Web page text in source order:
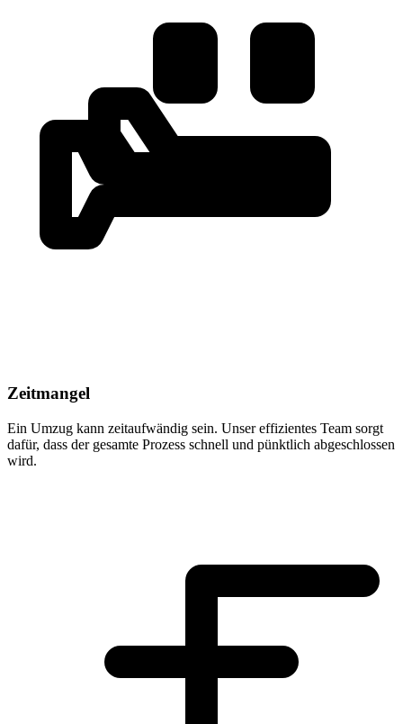
Zeitmangel
Ein Umzug kann zeitaufwändig sein. Unser effizientes Team sorgt
dafür, dass der gesamte Prozess schnell und pünktlich abgeschlossen
wird.